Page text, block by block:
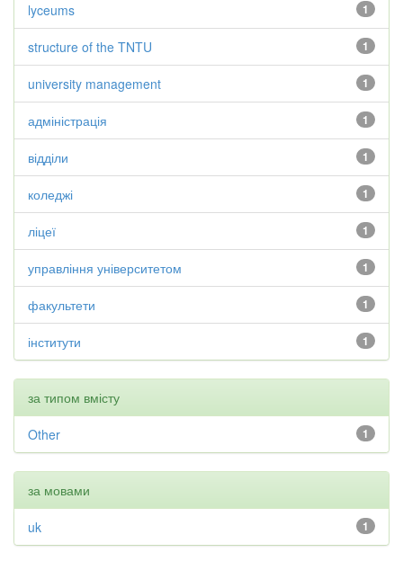
1
lyceums
1
structure of the TNTU
1
university management
1
адміністрація
1
відділи
1
коледжі
1
ліцеї
1
управління університетом
1
факультети
1
інститути
за типом вмісту
1
Other
за мовами
1
uk